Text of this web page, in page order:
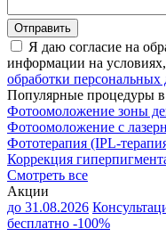
Я даю согласие на
информации на
обработки
Популярные процедуры
Фотоомоложение зоны
Фотоомоложение с
Фототерапия (IPL-
Коррекция
Смотреть все
Акции
до 31.08.2026
бесплатно -100%